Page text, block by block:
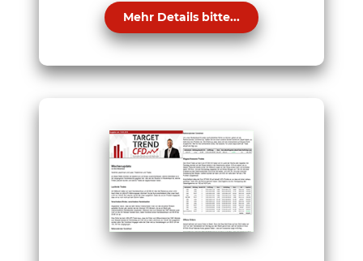
Mehr Details bitte...